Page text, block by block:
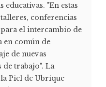
educativas. "En estas
conferencias
el intercambio de
en común de
de nuevas
trabajo". La
Piel de Ubrique